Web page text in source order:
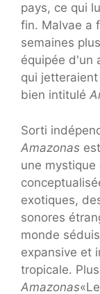
pays, ce qui
fin. Malvae a
semaines
équipée d'un
qui
bien intitulé
Sorti
Amazonas
une
exotiques,
sonores
monde
expansive et
tropicale.
Amazonas